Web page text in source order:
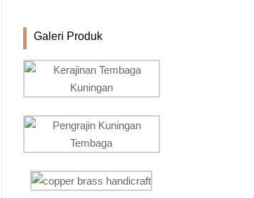
Galeri Produk